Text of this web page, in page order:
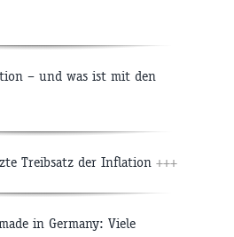
– und was ist mit den
Treibsatz der Inflation +++
in Germany: Viele